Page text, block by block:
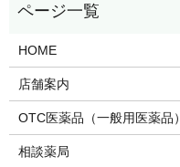
HOME
店舗案内
OTC医薬品（一般用医薬品）
相談薬局